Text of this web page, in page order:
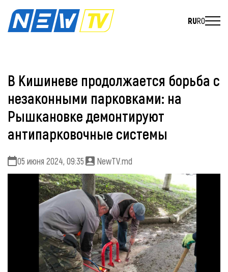
RURO
В Кишиневе продолжается борьба с
незаконными парковками: на
Рышкановке демонтируют
антипарковочные системы
05 июня 2024, 09:35 NewTV.md